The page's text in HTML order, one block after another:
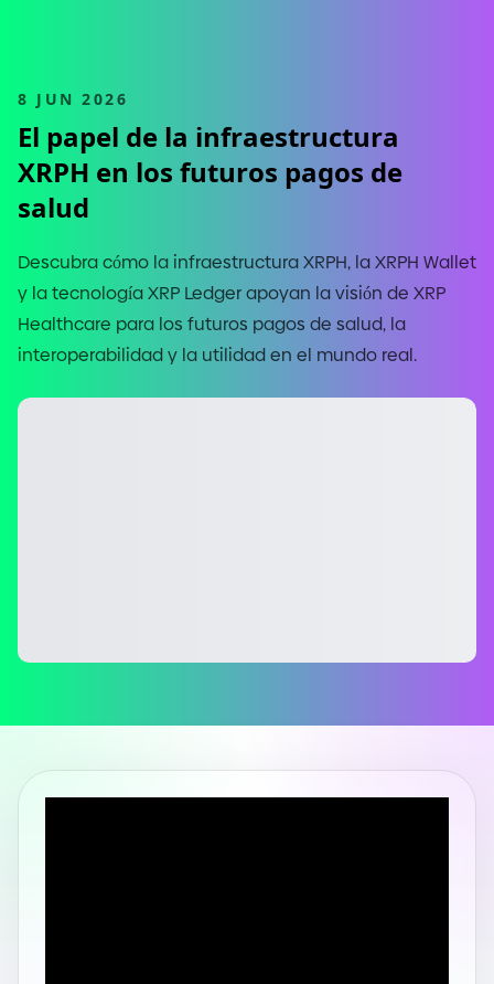
8 JUN 2026
El papel de la infraestructura
XRPH en los futuros pagos de
salud
Descubra cómo la infraestructura XRPH, la XRPH Wallet
y la tecnología XRP Ledger apoyan la visión de XRP
Healthcare para los futuros pagos de salud, la
interoperabilidad y la utilidad en el mundo real.